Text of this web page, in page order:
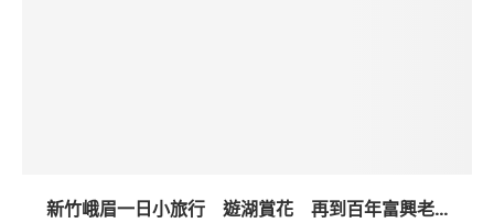
新竹峨眉一日小旅行 遊湖賞花 再到百年富興老...